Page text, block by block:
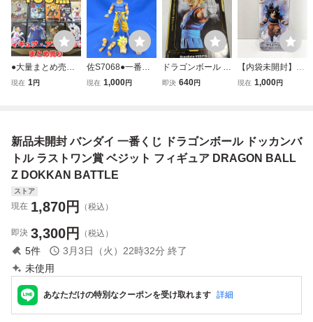
●大量まとめ売り●
フィギュア プライ
カ 鬼滅の刃 ジャ
ンプ 100点セット
現在 1円
佐S7068●一番く
じ ラストワン
現在 1,000円
ドラゴンボール ド
ラゴンボールZ ベ
レスト VEGITO
即決 640円
【内袋未開封】現
状渡し 一番くじ
意"兆" フィギュア
現在 1,000円
新品未開封 バンダイ 一番くじ ドラゴンボール ドッカンバ
トル ラストワン賞 ベジット フィギュア DRAGON BALL
Z DOKKAN BATTLE
ストア
現在 1,870円 （税込）
即決 3,300円 （税込）
5件 3月3日（火）22時32分 終了
未使用
あなただけの特別なクーポンを受け取れます 詳細